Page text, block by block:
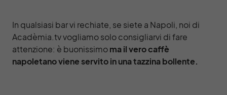
In qualsiasi bar vi rechiate, se siete a Napoli, noi di
Acadèmia.tvvogliamo solo consigliarvi di fare
attenzione: è buonissimoma il vero caffè
napoletano viene servito in una tazzina bollente.